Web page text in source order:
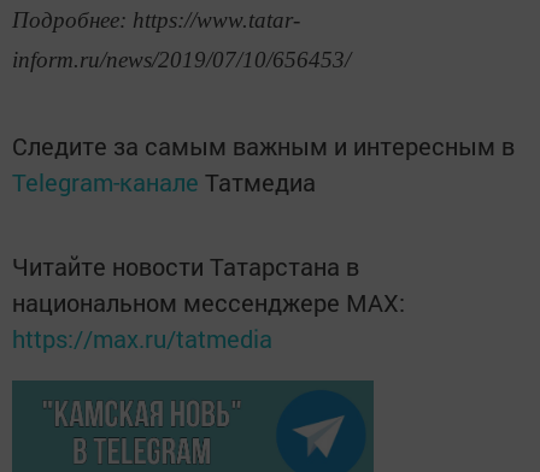
Подробнее: https://www.tatar-
inform.ru/news/2019/07/10/656453/
Следите за самым важным и интересным в
Telegram-канале Татмедиа
Читайте новости Татарстана в
национальном мессенджере MАХ:
https://max.ru/tatmedia